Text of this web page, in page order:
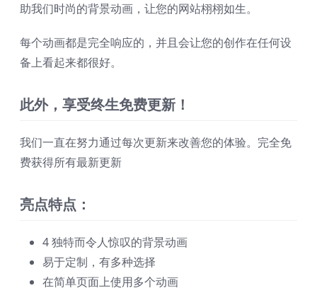
助我们时尚的背景动画，让您的网站栩栩如生。
每个动画都是完全响应的，并且会让您的创作在任何设
备上看起来都很好。
此外，享受终生免费更新！
我们一直在努力通过每次更新来改善您的体验。完全免
费获得所有最新更新
亮点特点：
4 独特而令人惊叹的背景动画
易于定制，有多种选择
在简单页面上使用多个动画